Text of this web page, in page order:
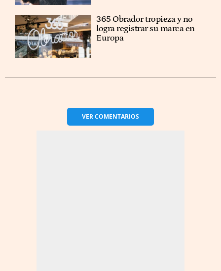
365 Obrador tropieza y no
logra registrar su marca en
Europa
VERCOMENTARIOS